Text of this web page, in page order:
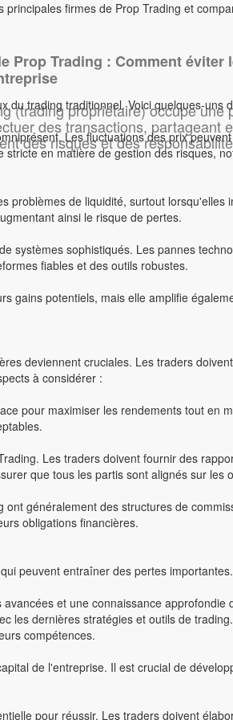
Prop Trading : Comment
(trading propriétaire) occupe
des transactions, partageant
des risques et des
firmes de Prop Trading et
trading traditionnel. Voici quelques-uns
Les fluctuations des prix
en matière de gestion des risques,
de liquidité, surtout
ainsi le risque de pertes.
systèmes sophistiqués. Les pannes
fiables et des outils robustes.
gains potentiels, mais elle amplifie
deviennent cruciales. Les traders
à considérer :
pour maximiser les rendements tout en
Les traders doivent fournir des
que tous les partis sont alignés sur les
généralement des structures de
obligations financières.
peuvent entraîner des pertes
et une connaissance
les dernières stratégies et outils de
compétences.
de l'entreprise. Il est crucial de
pour réussir. Les traders doivent
de mon wiki
crantée / gestion du site pour modifier ce
Galope sous